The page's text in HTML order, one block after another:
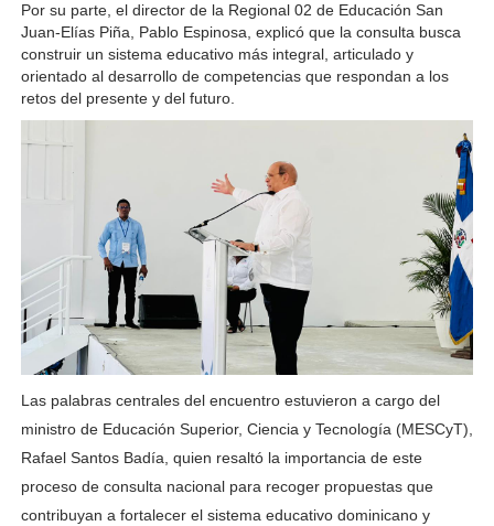
Por su parte, el director de la Regional 02 de Educación San
Juan-Elías Piña, Pablo Espinosa, explicó que la consulta busca
construir un sistema educativo más integral, articulado y
orientado al desarrollo de competencias que respondan a los
retos del presente y del futuro.
Las palabras centrales del encuentro estuvieron a cargo del
ministro de Educación Superior, Ciencia y Tecnología (MESCyT),
Rafael Santos Badía, quien resaltó la importancia de este
proceso de consulta nacional para recoger propuestas que
contribuyan a fortalecer el sistema educativo dominicano y